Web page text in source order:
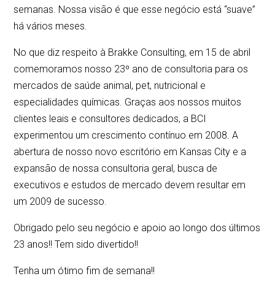
semanas. Nossa visão é que esse negócio está “suave”
há vários meses.
No que diz respeito à Brakke Consulting, em 15 de abril
comemoramos nosso 23º ano de consultoria para os
mercados de saúde animal, pet, nutricional e
especialidades químicas. Graças aos nossos muitos
clientes leais e consultores dedicados, a BCI
experimentou um crescimento contínuo em 2008. A
abertura de nosso novo escritório em Kansas City e a
expansão de nossa consultoria geral, busca de
executivos e estudos de mercado devem resultar em
um 2009 de sucesso.
Obrigado pelo seu negócio e apoio ao longo dos últimos
23 anos!! Tem sido divertido!!
Tenha um ótimo fim de semana!!